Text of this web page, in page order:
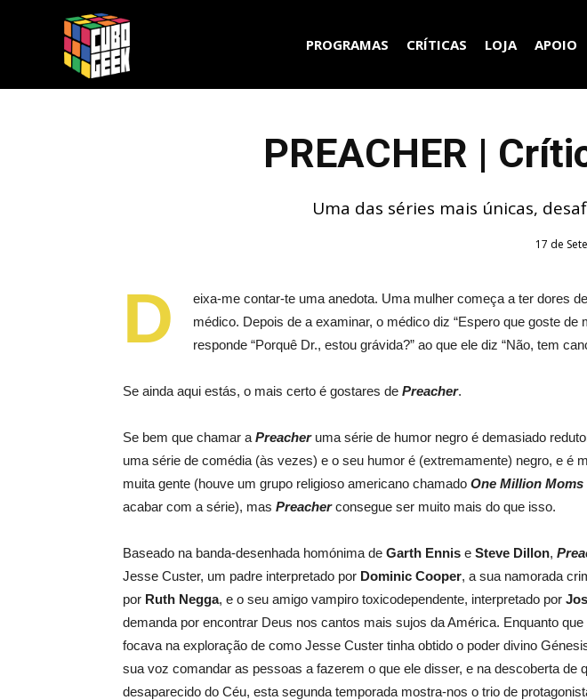
PROGRAMAS CRÍTICAS LOJA APOIO
PREACHER |
Uma das séries mais únicas,
17 de
D
eixa-me contar-te uma anedota. Uma mulher começa a ter dores
médico. Depois de a examinar, o médico diz “Espero que goste de
responde “Porquê Dr., estou grávida?” ao que ele diz “Não, tem
Se ainda aqui estás, o mais certo é gostares de Preacher.
Se bem que chamar a Preacheruma série de humor negro é demasiado
uma série de comédia (às vezes) e o seu humor é (extremamente) negro, e é
muita gente (houve um grupo religioso americano chamado One Million Moms
acabar com a série), mas Preacherconsegue ser muito mais do que isso.
Baseado na banda-desenhada homónima de Garth Ennis e Steve Dillon,
Jesse Custer, um padre interpretado por Dominic Cooper, a sua namorada
por Ruth Negga, e o seu amigo vampiro toxicodependente, interpretado por
demanda por encontrar Deus nos cantos mais sujos da América. Enquanto que
focava na exploração de como Jesse Custer tinha obtido o poder divino
sua voz comandar as pessoas a fazerem o que ele disser, e na descoberta de
desaparecido do Céu, esta segunda temporada mostra-nos o trio de